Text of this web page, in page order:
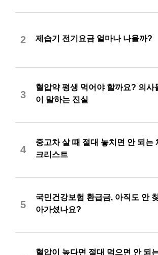
2 제습기 전기요금 얼마나 나올까?
3
혈압약 평생 먹어야 할까요? 의사
이 말하는 진실
4
중고차 살 때 절대 놓치면 안 되는
크리스트
5
국민건강보험 환급금, 아직도 안
아가셨나요?
혈압이 높다면 절대 먹으면 안 되